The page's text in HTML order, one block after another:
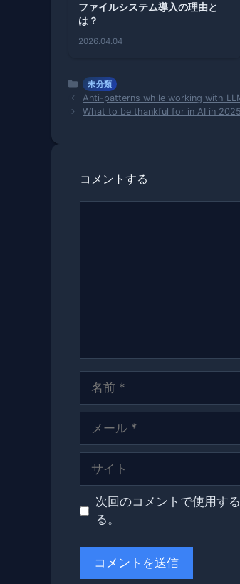
ファイルシステム導入の理由と
は？
2026.04.04
カ
テ
ゴ
未分類
Anti-patterns while working with
What to be thankful for in AI in 2025
コメントする
ル
次回のコメントで使用す
る。